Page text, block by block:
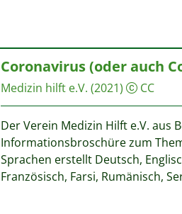
Coronavirus (oder auch
Medizin hilft e.V. (2021) CC
Der Verein Medizin Hilft e.V. aus
Informationsbroschüre zum
Sprachen erstellt Deutsch,
Französisch, Farsi, Rumänisch,